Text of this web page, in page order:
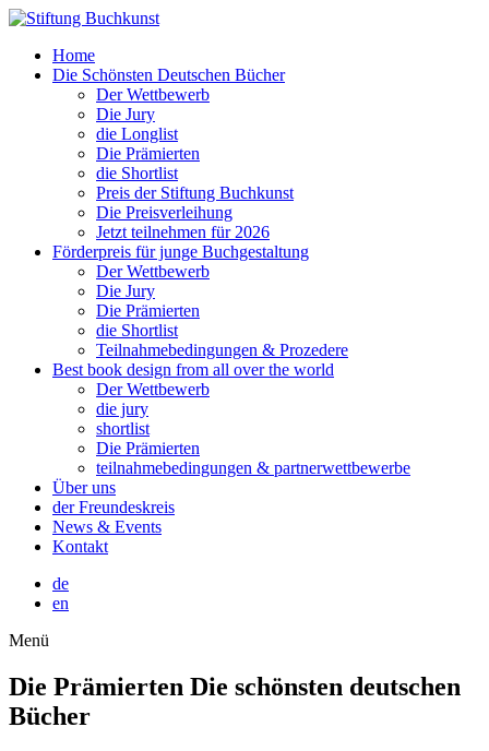
Home
Die Schönsten Deutschen Bücher
Der Wettbewerb
Die Jury
die Longlist
Die Prämierten
die Shortlist
Preis der Stiftung Buchkunst
Die Preisverleihung
Jetzt teilnehmen für 2026
Förderpreis für junge Buchgestaltung
Der Wettbewerb
Die Jury
Die Prämierten
die Shortlist
Teilnahmebedingungen & Prozedere
Best book design from all over the world
Der Wettbewerb
die jury
shortlist
Die Prämierten
teilnahmebedingungen & partnerwettbewerbe
Über uns
der Freundeskreis
News & Events
Kontakt
de
en
Menü
Die Prämierten Die schönsten deutschen
Bücher